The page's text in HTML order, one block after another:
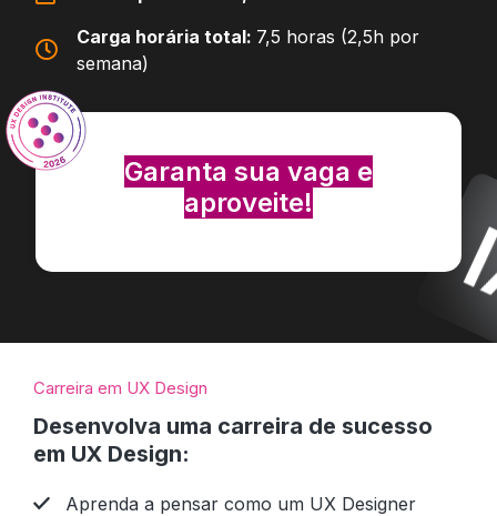
Garanta sua vaga e
aproveite!
Carga horária total: 7,5 horas (2,5h por
semana)
Carreira em UX Design
Desenvolva uma carreira de sucesso
em UX Design:
Aprenda a pensar como um UX Designer